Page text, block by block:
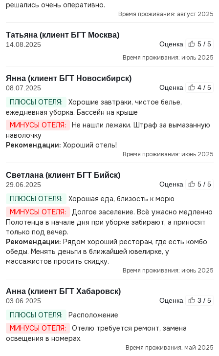
решались очень оперативно.
Время проживания: август 2025
Татьяна (клиент БГТ Москва)
14.08.2025 Оценка
5 / 5
Время проживания: июль 2025
Янна (клиент БГТ Новосибирск)
08.07.2025 Оценка 4 / 5
ПЛЮСЫ ОТЕЛЯ:
Хорошие завтраки, чистое белье,
ежедневная уборка. Бассейн на крыше
МИНУСЫ ОТЕЛЯ:
Не нашли лежаки. Штраф за вымазанную
наволочку
Рекомендации: Хороший отель!
Время проживания: июнь 2025
Светлана (клиент БГТ Бийск)
29.06.2025 Оценка 5 / 5
ПЛЮСЫ ОТЕЛЯ:
Хорошая еда, близость к морю
МИНУСЫ ОТЕЛЯ:
Долгое заселение. Всё ужасно медленно
Полотенца в начале дня при уборке забирают, а приносят
только под вечер.
Рекомендации: Рядом хороший ресторан, где есть комбо
обеды. Менять деньги в ближайшей ювелирке, у
массажистов просить скидку.
Время проживания: июнь 2025
Анна (клиент БГТ Хабаровск)
03.06.2025 Оценка 3 / 5
ПЛЮСЫ ОТЕЛЯ:
Расположение
МИНУСЫ ОТЕЛЯ:
Отелю требуется ремонт, замена
освещения в номерах.
Время проживания: май 2025